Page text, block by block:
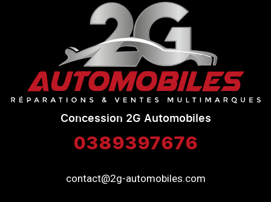
Concession 2G Automobiles
0389397676
contact@2g-automobiles.com